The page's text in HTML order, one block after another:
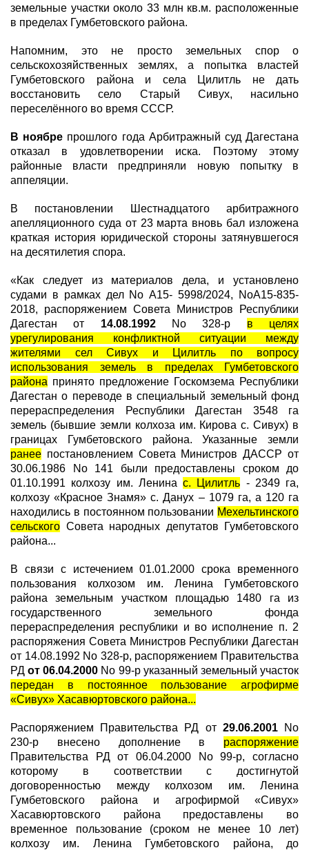
земельные участки около 33 млн кв.м. расположенные
в пределах Гумбетовского района.
Напомним, это не просто земельных спор о
сельскохозяйственных землях, а попытка властей
Гумбетовского района и села Цилитль не дать
восстановить село Старый Сивух, насильно
переселённого во время СССР.
В ноябре прошлого года Арбитражный суд Дагестана
отказал в удовлетворении иска. Поэтому этому
районные власти предприняли новую попытку в
аппеляции.
В постановлении Шестнадцатого арбитражного
апелляционного суда от 23 марта вновь бал изложена
краткая история юридической стороны затянувшегося
на десятилетия спора.
«Как следует из материалов дела, и установлено
судами в рамках дел No А15- 5998/2024, NoА15-835-
2018, распоряжением Совета Министров Республики
Дагестан от 14.08.1992No 328-р в целях
урегулирования конфликтной ситуации между
жителями сел Сивух и Цилитль по вопросу
использования земель в пределах Гумбетовского
района принято предложение Госкомзема Республики
Дагестан о переводе в специальный земельный фонд
перераспределения Республики Дагестан 3548 га
земель (бывшие земли колхоза им. Кирова с. Сивух) в
границах Гумбетовского района. Указанные земли
ранее постановлением Совета Министров ДАССР от
30.06.1986 No 141 были предоставлены сроком до
01.10.1991 колхозу им. Ленина с. Цилитль - 2349 га,
колхозу «Красное Знамя» с. Данух – 1079 га, а 120 га
находились в постоянном пользовании Мехельтинского
сельского Совета народных депутатов Гумбетовского
района...
В связи с истечением 01.01.2000 срока временного
пользования колхозом им. Ленина Гумбетовского
района земельным участком площадью 1480 га из
государственного земельного фонда
перераспределения республики и во исполнение п. 2
распоряжения Совета Министров Республики Дагестан
от 14.08.1992 No 328-р, распоряжением Правительства
РДот 06.04.2000 No 99-р указанный земельный участок
передан в постоянное пользование агрофирме
«Сивух» Хасавюртовского района...
Распоряжением Правительства РД от 29.06.2001No
230-р внесено дополнение в распоряжение
Правительства РД от 06.04.2000 No 99-р, согласно
которому в соответствии с достигнутой
договоренностью между колхозом им. Ленина
Гумбетовского района и агрофирмой «Сивух»
Хасавюртовского района предоставлены во
временное пользование (сроком не менее 10 лет)
колхозу им. Ленина Гумбетовского района, до